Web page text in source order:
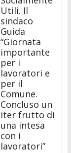
Utili. Il
sindaco
Guida
“Giornata
importante
per i
lavoratori e
per il
Comune.
Concluso un
iter frutto di
una intesa
con i
lavoratori”